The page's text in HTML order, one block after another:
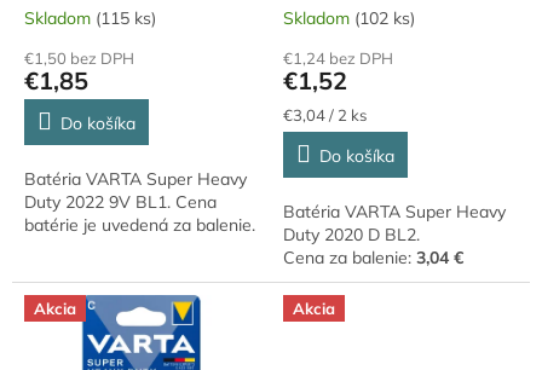
Skladom (115 ks)
€1,50 bez DPH
€1,85
Do košíka
Batéria VARTA Super Heavy
Duty 2022 9V BL1. Cena
batérie je uvedená za balenie.
Skladom (102 ks)
€1,24 bez DPH
€1,52
Jednotková
cena:
€3,04 / 2 ks
Do košíka
Batéria VARTA Super Heavy
Duty 2020 D BL2.
Cena za balenie: 3,04 €
Akcia Akcia